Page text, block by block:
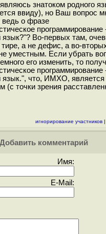
знатоком родного
ввиду), но Ваш вопрос
ведь о фразе
программирование
язык?"? Во-первых там,
тире, а не дефис, а во-
уместным. Если убрать
его изменить, то
язык.", что, ИМХО, является
(с точки зрения
игнорирование участников |
Добавить комментарий
Имя:
E-Mail: